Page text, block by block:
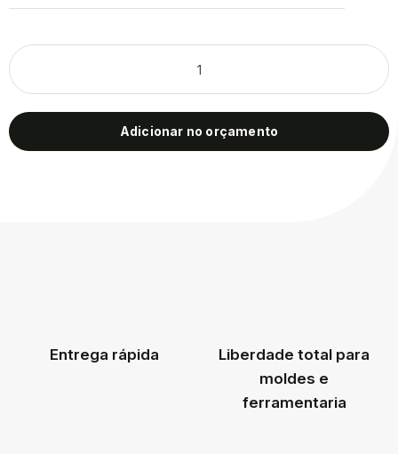
Adicionar no orçamento
Entrega rápida
Liberdade total para
moldes e
ferramentaria